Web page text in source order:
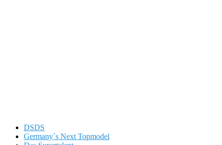
DSDS
Germany´s Next Topmodel